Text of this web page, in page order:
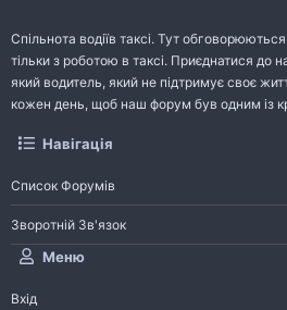
Спільнота водіїв таксі. Тут
тільки з роботою в таксі. Приєднатися до
який водитель, який не підтримує своє
кожен день, щоб наш форум був одним із
Навігація
Список Форумів
Зворотній Зв'язок
Меню
Вхід